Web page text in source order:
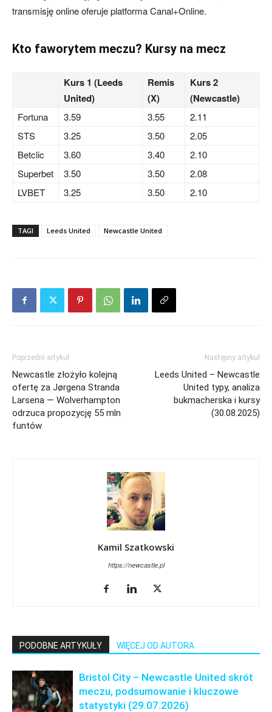
transmisję online oferuje platforma Canal+Online.
Kto faworytem meczu? Kursy na mecz
Kurs 1 (Leeds
United)
Remis
(X)
Kurs 2
(Newcastle)
Fortuna 3.59 3.55
2.11
STS
3.25 3.50
2.05
Betclic
3.60 3.40
2.10
Superbet
3.50 3.50
2.08
LVBET
3.25 3.50 2.10
TAGI Leeds United Newcastle United
Poprzedni artykuł
Newcastle złożyło kolejną
ofertę za Jørgena Stranda
Larsena — Wolverhampton
odrzuca propozycję 55 mln
funtów
Następny artykuł
Leeds United – Newcastle
United typy, analiza
bukmacherska i kursy
(30.08.2025)
Kamil Szatkowski
https://newcastle.pl
PODOBNE ARTYKUŁY WIĘCEJ OD AUTORA
Bristol City – Newcastle United skrót
meczu, podsumowanie i kluczowe
statystyki (29.07.2026)